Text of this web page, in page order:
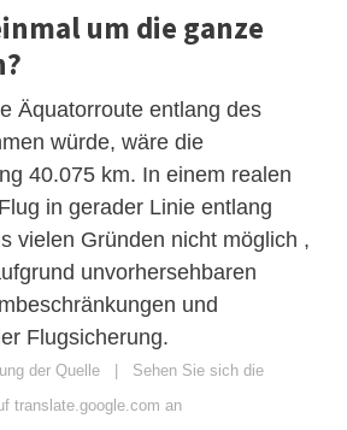
um die ganze
Äquatorroute entlang des
würde, wäre die
40.075 km. In einem realen
in gerader Linie entlang
vielen Gründen nicht möglich ,
unvorhersehbaren
und
Flugsicherung.
der Quelle
Sehen Sie sich die
translate.google.com an